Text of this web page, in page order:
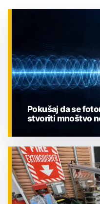
ZNANOST
Pokušaj da se
stvoriti mnoštvo